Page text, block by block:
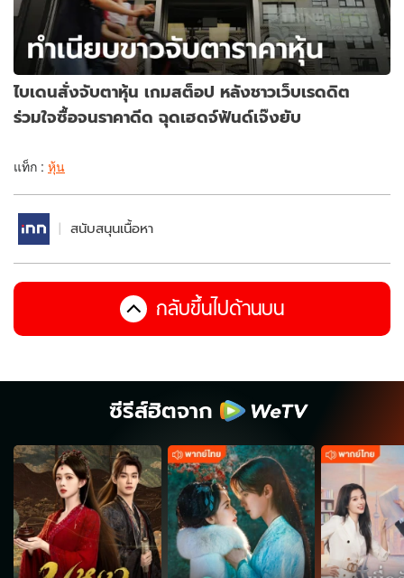
ไบเดนสั่งจับตาหุ้น เกมสต็อป หลังชาวเว็บเรดดิต
ร่วมใจซื้อจนราคาดีด ฉุดเฮดจ์ฟันด์เจ๊งยับ
แท็ก : หุ้น
สนับสนุนเนื้อหา
กลับขึ้นไปด้านบน
ซีรีส์ฮิตจาก